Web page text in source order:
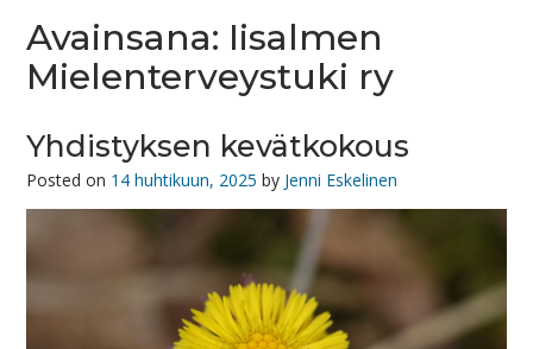
Avainsana: Iisalmen
Mielenterveystuki ry
Yhdistyksen kevätkokous
Posted on 14 huhtikuun, 2025 by Jenni Eskelinen